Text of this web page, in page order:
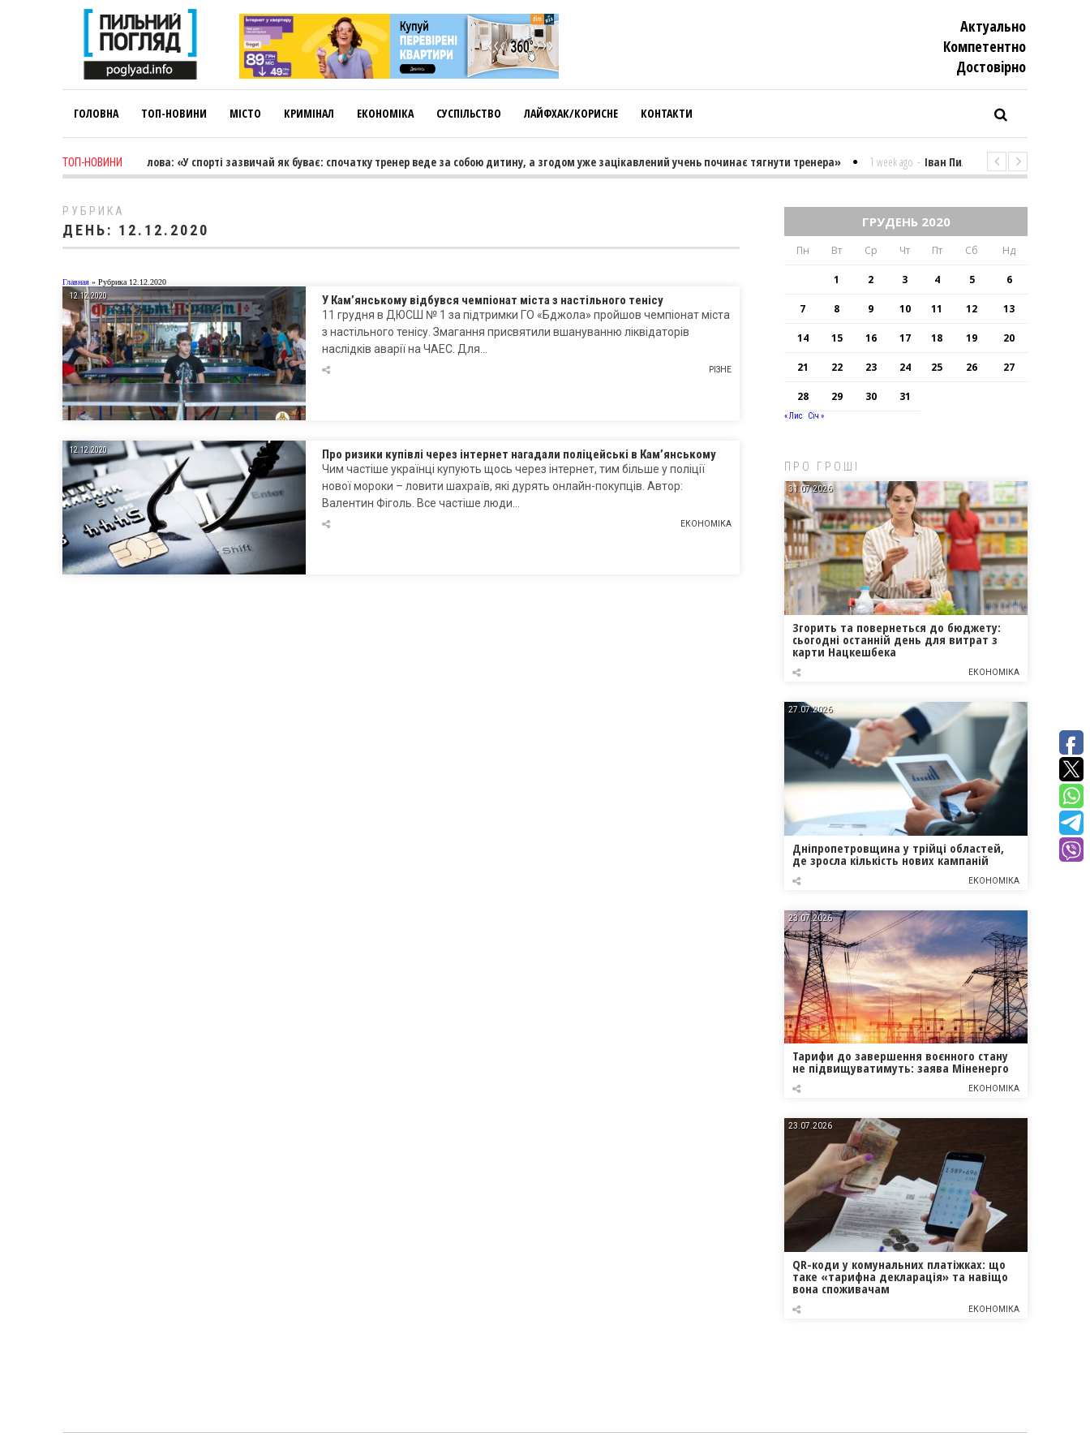
Актуально
Компетентно
Достовiрно
ГОЛОВНА ТОП-НОВИНИ МІСТО КРИМІНАЛ ЕКОНОМІКА СУСПІЛЬСТВО ЛАЙФХАК/КОРИСНЕ КОНТАКТИ
ТОП-НОВИНИ
Лариса Коновалова: «У спорті зазвичай як буває: спочатку тренер веде за собою дитину, а згодом уже зацікавлений учень починає тягнути тренера» 1 week ago - Іван Пилипенко «Найважчими є
РУБРИКА
ДЕНЬ: 12.12.2020
Главная » Рубрика 12.12.2020
12.12.2020
У Кам’янському відбувся чемпіонат міста з настільного тенісу
11 грудня в ДЮСШ № 1 за підтримки ГО «Бджола» пройшов чемпіонат міста
з настільного тенісу. Змагання присвятили вшануванню ліквідаторів
наслідків аварії на ЧАЕС. Для…
РІЗНЕ
12.12.2020 Про ризики купівлі через інтернет нагадали поліцейські в Кам’янському
Чим частіше українці купують щось через інтернет, тим більше у поліції
нової мороки – ловити шахраїв, які дурять онлайн-покупців. Автор:
Валентин Фіголь. Все частіше люди…
ЕКОНОМІКА
ГРУДЕНЬ 2020
Пн Вт Ср Чт Пт Сб Нд
1 2 3 4 5 6
7 8 9 10 11 12 13
14 15 16 17 18 19 20
21 22 23 24 25 26 27
28 29 30 31
« Лис Січ »
ПРО ГРОШІ
31.07.2026
Згорить та повернеться до бюджету:
сьогодні останній день для витрат з
карти Нацкешбека
ЕКОНОМІКА
27.07.2026
Дніпропетровщина у трійці областей,
де зросла кількість нових кампаній
ЕКОНОМІКА
23.07.2026
Тарифи до завершення воєнного стану
не підвищуватимуть: заява Міненерго
ЕКОНОМІКА
23.07.2026
QR-коди у комунальних платіжках: що
таке «тарифна декларація» та навіщо
вона споживачам
ЕКОНОМІКА